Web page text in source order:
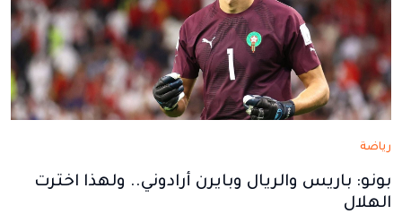
رياضة
بونو: باريس والريال وبايرن أرادوني.. ولهذا اخترت
الهلال